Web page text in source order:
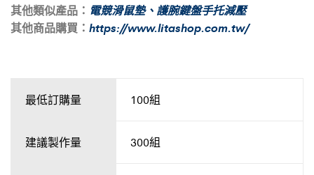
其他類似產品： 電競滑鼠墊、 護腕鍵盤手托減壓
其他商品購買： https://www.litashop.com.tw/
最低訂購量 100組
建議製作量 300組